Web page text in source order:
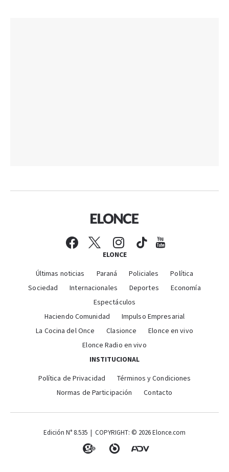
ELONCE
Últimas noticias Paraná Policiales
Política
Sociedad
Internacionales Deportes
Economía
Espectáculos
Haciendo Comunidad
Impulso Empresarial
La Cocina del Once
Clasionce
Elonce en vivo
Elonce Radio en vivo
INSTITUCIONAL
Política de Privacidad
Términos y Condiciones
Normas de Participación
Contacto
Edición N° 8.535 | COPYRIGHT: © 2026 Elonce.com